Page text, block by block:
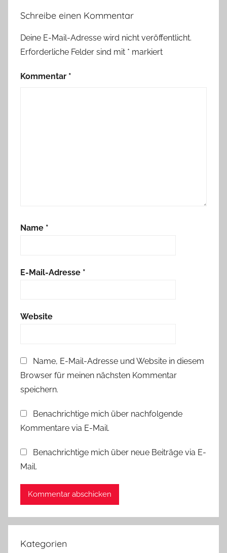
Schreibe einen Kommentar
Deine E-Mail-Adresse wird nicht veröffentlicht.
Erforderliche Felder sind mit * markiert
Kommentar *
Name *
E-Mail-Adresse *
Website
Name, E-Mail-Adresse und Website in diesem
Browser für meinen nächsten Kommentar
speichern.
Benachrichtige mich über nachfolgende
Kommentare via E-Mail.
Benachrichtige mich über neue Beiträge via E-
Mail.
Kategorien